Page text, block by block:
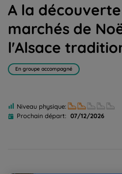
1
3 4
A la
marchés de
l'Alsace
En groupe accompagné
Niveau physique:
Prochain départ: 07/12/2026